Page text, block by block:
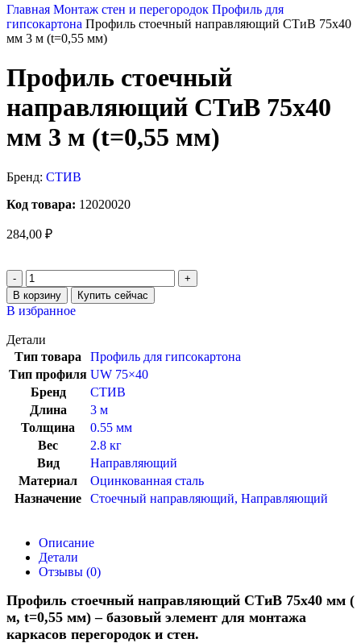
Главная Монтаж стен и перегородок Профиль для
гипсокартона Профиль стоечный направляющий СТиВ 75х40
мм 3 м (t=0,55 мм)
Профиль стоечный
направляющий СТиВ 75х40
мм 3 м (t=0,55 мм)
Бренд: СТИВ
Код товара: 12020020
284,00 ₽
В корзину Купить сейчас
В избранное
Детали
Тип товара
Профиль для гипсокартона
Тип профиля UW 75×40
Бренд
СТИВ
Длина
3 м
Толщина
0.55 мм
Вес
2.8 кг
Вид
Направляющий
Материал
Оцинкованная сталь
Назначение
Стоечный направляющий, Направляющий
Описание
Детали
Отзывы (0)
Профиль стоечный направляющий СТиВ 75х40 мм (
м, t=0,55 мм) – базовый элемент для монтажа
каркасов перегородок и стен.